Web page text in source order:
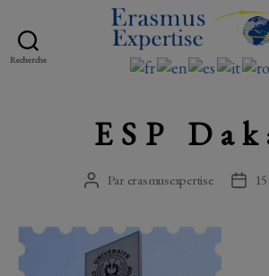
Recherche
Erasmus
ESP
Auteur
Par erasmusexpertise
Date